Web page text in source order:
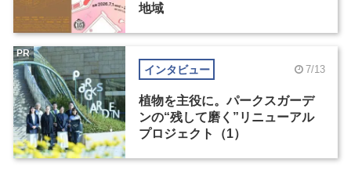
地域
インタビュー 7/13
植物を主役に。パークスガーデ
ンの“残して磨く”リニューアル
プロジェクト（1）
PR